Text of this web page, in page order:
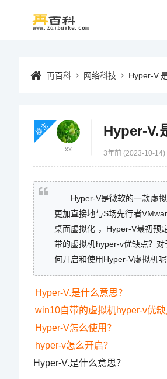
再百科 网络科技 Hyper-V.
Hyper-V.
3年前 (2023-10-14)
xx
楼主
Hyper-V是微软的一款虚拟
更加直接地与S场先行者
桌面虚拟化 ，Hyper-V最初预
带的虚拟机hyper-v优缺点？
何开启和使用Hyper-V虚拟机呢
Hyper-V.是什么意思？
win10自带的虚拟机hyper-v优缺
Hyper-V怎么使用？
hyper-v怎么开启？
Hyper-V.是什么意思？